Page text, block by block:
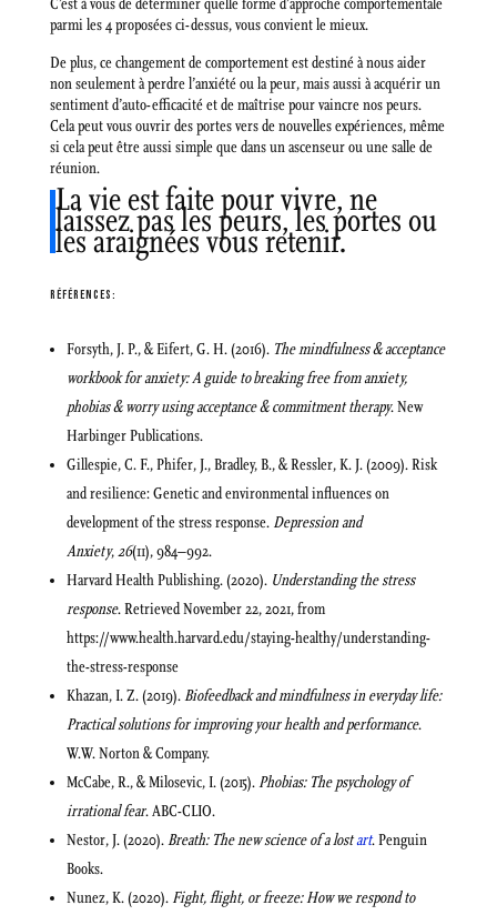
C’est à vous de déterminer quelle forme d’approche comportementale
parmi les 4 proposées ci-dessus, vous convient le mieux.
De plus, ce changement de comportement est destiné à nous aider
non seulement à perdre l’anxiété ou la peur, mais aussi à acquérir un
sentiment d’auto-efficacité et de maîtrise pour vaincre nos peurs.
Cela peut vous ouvrir des portes vers de nouvelles expériences, même
si cela peut être aussi simple que dans un ascenseur ou une salle de
réunion.
La vie est faite pour vivre, ne
laissez pas les peurs, les portes ou
les araignées vous retenir.
RÉFÉRENCES:
Forsyth, J. P., & Eifert, G. H. (2016). The mindfulness & acceptance
workbook for anxiety: A guide to breaking free from anxiety,
phobias & worry using acceptance & commitment therapy. New
Harbinger Publications.
Gillespie, C. F., Phifer, J., Bradley, B., & Ressler, K. J. (2009). Risk
and resilience: Genetic and environmental influences on
development of the stress response. Depression and
Anxiety,26(11), 984–992.
Harvard Health Publishing. (2020). Understanding the stress
response. Retrieved November 22, 2021, from
https://www.health.harvard.edu/staying-healthy/understanding-
the-stress-response
Khazan, I. Z. (2019).Biofeedback and mindfulness in everyday life:
Practical solutions for improving your health and performance.
W.W. Norton & Company.
McCabe, R., & Milosevic, I. (2015).Phobias: The psychology of
irrational fear. ABC-CLIO.
Nestor, J. (2020).Breath: The new science of a lostart. Penguin
Books.
Nunez, K. (2020). Fight, flight, or freeze: How we respond to